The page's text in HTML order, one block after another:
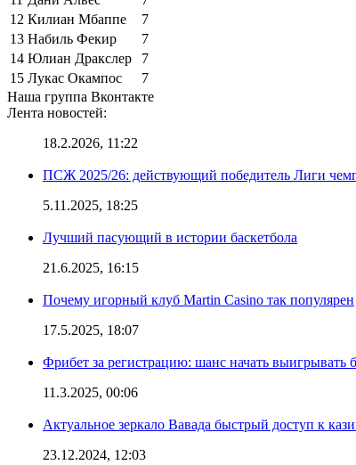
12 Килиан Мбаппе
7
13 Набиль Фекир
7
14 Юлиан Дракслер
7
15 Лукас Окампос
7
Наша группа Вконтакте
Лента новостей:
18.2.2026, 11:22
ПСЖ 2025/26: действующий победитель Лиги
5.11.2025, 18:25
Лучший пасующий в истории баскетбола
21.6.2025, 16:15
Почему игорный клуб Martin Casino так популярен
17.5.2025, 18:07
Фрибет за регистрацию: шанс начать выигрывать
11.3.2025, 00:06
Актуальное зеркало Вавада быстрый доступ к
23.12.2024, 12:03